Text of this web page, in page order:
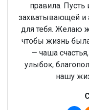
правила. Пусть
захватывающей и
для тебя. Желаю
чтобы жизнь
— чаша
улыбок,
нашу